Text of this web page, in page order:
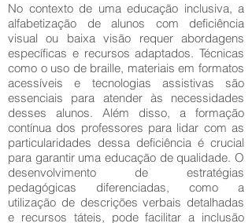
No contexto de uma educação inclusiva, a
alfabetização de alunos com deficiência
visual ou baixa visão requer abordagens
específicas e recursos adaptados. Técnicas
como o uso de braille, materiais em formatos
acessíveis e tecnologias assistivas são
essenciais para atender às necessidades
desses alunos. Além disso, a formação
contínua dos professores para lidar com as
particularidades dessa deficiência é crucial
para garantir uma educação de qualidade. O
desenvolvimento de estratégias
pedagógicas diferenciadas, como a
utilização de descrições verbais detalhadas
e recursos táteis, pode facilitar a inclusão